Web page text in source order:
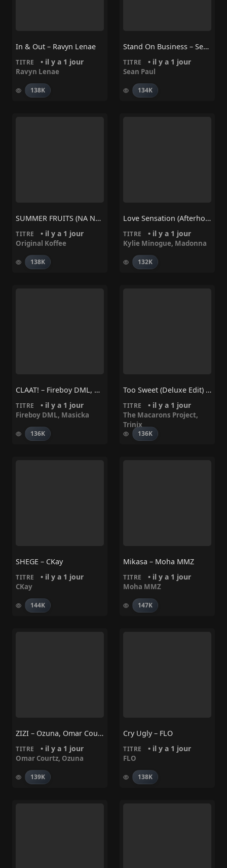
In & Out – Ravyn Lenae
TITRE • il y a 1 jour
Ravyn Lenae
138K
Stand On Business – Sean Paul
TITRE • il y a 1 jour
Sean Paul
134K
SUMMER FRUITS (NA NA) – Original Koffee
TITRE • il y a 1 jour
Original Koffee
138K
Love Sensation (Afterhours Mix) – Madonna, Kylie Minogue
TITRE • il y a 1 jour
Kylie Minogue, Madonna
132K
CLAAT! – Fireboy DML, Masicka
TITRE • il y a 1 jour
Fireboy DML, Masicka
136K
Too Sweet (Deluxe Edit) – Trinix, The Macarons Project
TITRE • il y a 1 jour
The Macarons Project,
Trinix
136K
SHEGE – CKay
TITRE • il y a 1 jour
CKay
144K
Mikasa – Moha MMZ
TITRE • il y a 1 jour
Moha MMZ
147K
ZIZI – Ozuna, Omar Courtz
TITRE • il y a 1 jour
Omar Courtz, Ozuna
139K
Cry Ugly – FLO
TITRE • il y a 1 jour
FLO
138K